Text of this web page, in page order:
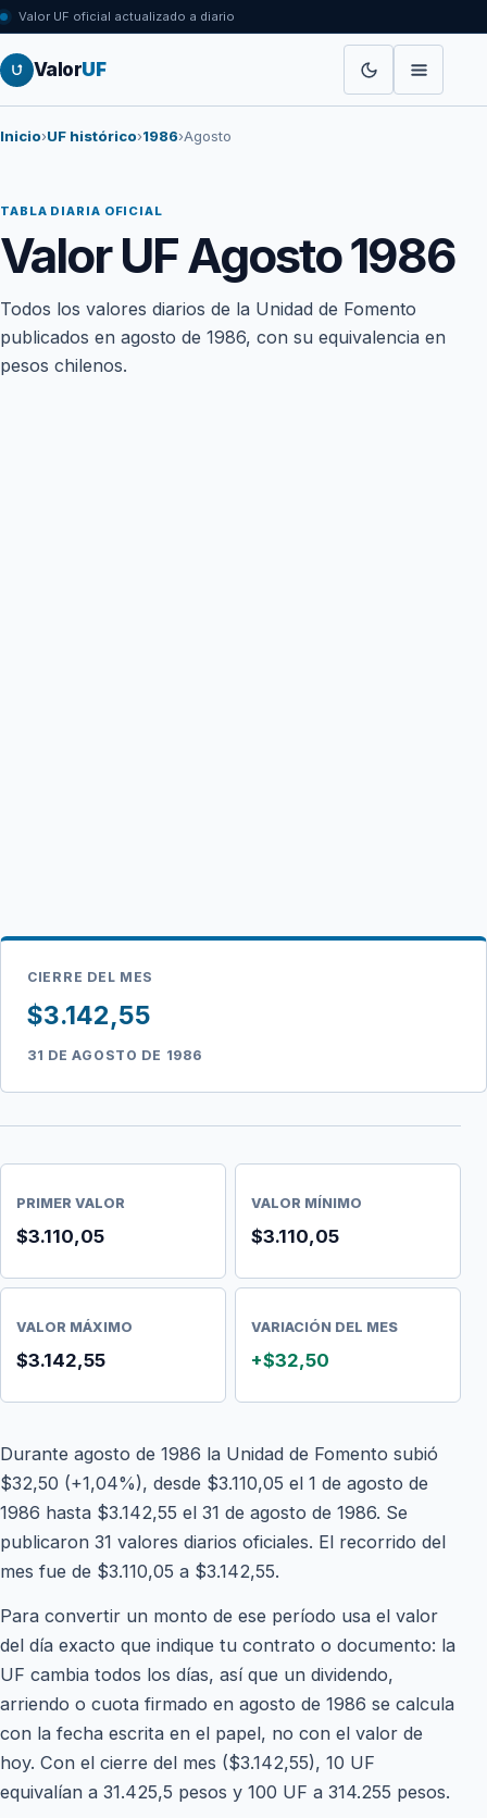
Valor UF oficial actualizado a diario
ValorUF
Inicio›UF histórico›1986›Agosto
TABLA DIARIA OFICIAL
Valor UF Agosto 1986
Todos los valores diarios de la Unidad de Fomento
publicados en agosto de 1986, con su equivalencia en
pesos chilenos.
CIERRE DEL MES
$3.142,55
31 DE AGOSTO DE 1986
PRIMER VALOR
$3.110,05
VALOR MÍNIMO
$3.110,05
VALOR MÁXIMO
$3.142,55
VARIACIÓN DEL MES
+$32,50
Durante agosto de 1986 la Unidad de Fomento subió
$32,50 (+1,04%), desde $3.110,05 el 1 de agosto de
1986 hasta $3.142,55 el 31 de agosto de 1986. Se
publicaron 31 valores diarios oficiales. El recorrido del
mes fue de $3.110,05 a $3.142,55.
Para convertir un monto de ese período usa el valor
del día exacto que indique tu contrato o documento: la
UF cambia todos los días, así que un dividendo,
arriendo o cuota firmado en agosto de 1986 se calcula
con la fecha escrita en el papel, no con el valor de
hoy. Con el cierre del mes ($3.142,55), 10 UF
equivalían a 31.425,5 pesos y 100 UF a 314.255 pesos.